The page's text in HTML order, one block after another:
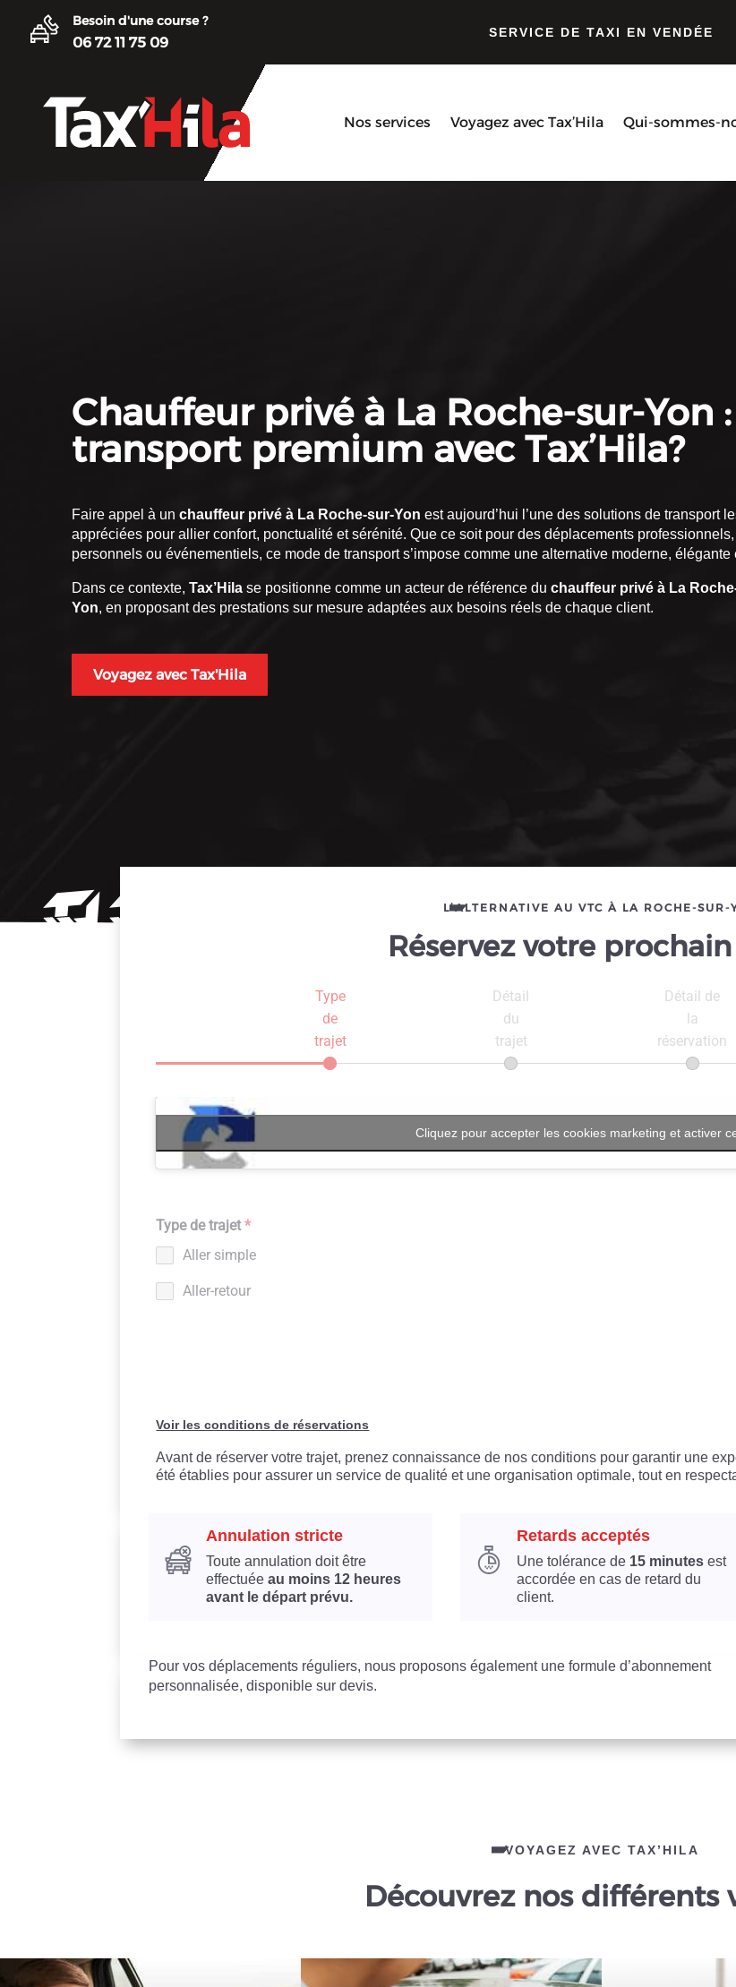
Besoin d'une course ?
06 72 11 75 09
SERVICE DE TAXI EN VENDÉE
Nos services Voyagez avec Tax’Hila Qui-sommes-
Chauffeur privé à La Roche-sur-Yon
transport premium avec Tax’Hila?
Faire appel à un chauffeur privé à La Roche-sur-Yon est aujourd’hui l’une des solutions de transport
appréciées pour allier confort, ponctualité et sérénité. Que ce soit pour des déplacements professionnels,
personnels ou événementiels, ce mode de transport s’impose comme une alternative moderne, élégante
Dans ce contexte, Tax’Hila se positionne comme un acteur de référence du chauffeur privé à La
Yon, en proposant des prestations sur mesure adaptées aux besoins réels de chaque client.
Voyagez avec Tax'Hila
L’ALTERNATIVE AU VTC À LA ROCHE-SUR-
Réservez votre
Type
de
trajet
Détail
du
trajet
Détail de
la
réservation
Cliquez pour accepter les cookies marketing et activer
Type de trajet*
Aller simple
Aller-retour
Voir les conditions de réservations
Avant de réserver votre trajet, prenez connaissance de nos conditions pour garantir une
été établies pour assurer un service de qualité et une organisation optimale, tout en
Annulation stricte
Toute annulation doit être
effectuée au moins 12 heures
avant le départ prévu.
Retards acceptés
Une tolérance de 15 minutesest
accordée en cas de retard du
client.
Pour vos déplacements réguliers, nous proposons également une formule d’abonnement
personnalisée, disponible sur devis.
VOYAGEZ AVEC TAX’HILA
Découvrez nos différents